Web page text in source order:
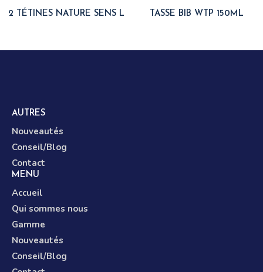
2 TÉTINES NATURE SENS L TASSE BIB WTP 150ML
MENU
Accueil
Qui sommes nous
Gamme
Nouveautés
Conseil/Blog
AUTRES
Nouveautés
Conseil/Blog
Contact